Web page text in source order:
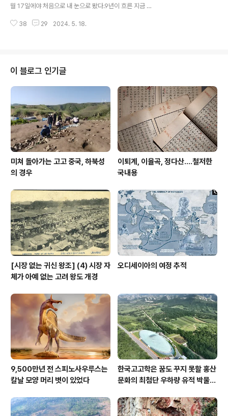
월 17일에야 처음으로 내 눈으로 봤다.9년이 흐른 지금 다
돌이켜 보면 저 주산지는 이 즈음 그것이 선물할 녹음이라
말해둔다.저곳 풍광은 시시각각이라 삼십분 만에 없던 물
그림자가 생기기도 했다.수변 왕버들이 빚어내는 경관 역
시 가히 일품이었다. 앞에 말한 유황오리는 이 댁이었다.
38 29 2024. 5. 18.
이 블로그 인기글
미쳐 돌아가는 고고 중국, 하북성
의 경우
이퇴계, 이율곡, 정다산....철저한
국내용
[시장 없는 귀신 왕조] (4) 시장 자
체가 아예 없는 고려 왕도 개경
오디세이아의 여정 추적
9,500만년 전 스피노사우루스는
칼날 모양 머리 볏이 있었다
한국고고학은 꿈도 꾸지 못할 홍산
문화의 최첨단 우하량 유적 박물관